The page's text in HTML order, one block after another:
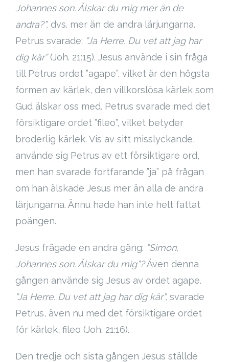
Johannes son. Älskar du mig mer än de
andra?”, dvs. mer än de andra lärjungarna.
Petrus svarade: ”Ja Herre. Du vet att jag har
dig kär”(Joh. 21:15). Jesus använde i sin fråga
till Petrus ordet ”agape”, vilket är den högsta
formen av kärlek, den villkorslösa kärlek som
Gud älskar oss med. Petrus svarade med det
försiktigare ordet ”fileo”, vilket betyder
broderlig kärlek. Vis av sitt misslyckande,
använde sig Petrus av ett försiktigare ord,
men han svarade fortfarande ”ja” på frågan
om han älskade Jesus mer än alla de andra
lärjungarna. Ännu hade han inte helt fattat
poängen.
Jesus frågade en andra gång: ”Simon,
Johannes son. Älskar du mig”?Även denna
gången använde sig Jesus av ordet agape.
”Ja Herre. Du vet att jag har dig kär”, svarade
Petrus, även nu med det försiktigare ordet
för kärlek, fileo (Joh. 21:16).
Den tredje och sista gången Jesus ställde